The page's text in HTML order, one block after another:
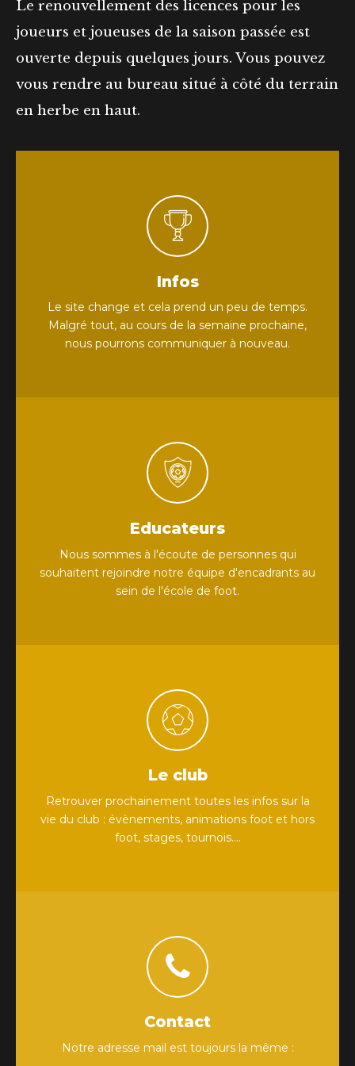
Le renouvellement des licences pour les
joueurs et joueuses de la saison passée est
ouverte depuis quelques jours. Vous pouvez
vous rendre au bureau situé à côté du terrain
en herbe en haut.
Infos
Le site change et cela prend un peu de temps.
Malgré tout, au cours de la semaine prochaine,
nous pourrons communiquer à nouveau.
Educateurs
Nous sommes à l'écoute de personnes qui
souhaitent rejoindre notre équipe d'encadrants au
sein de l'école de foot.
Le club
Retrouver prochainement toutes les infos sur la
vie du club : évènements, animations foot et hors
foot, stages, tournois....
Contact
Notre adresse mail est toujours la même :